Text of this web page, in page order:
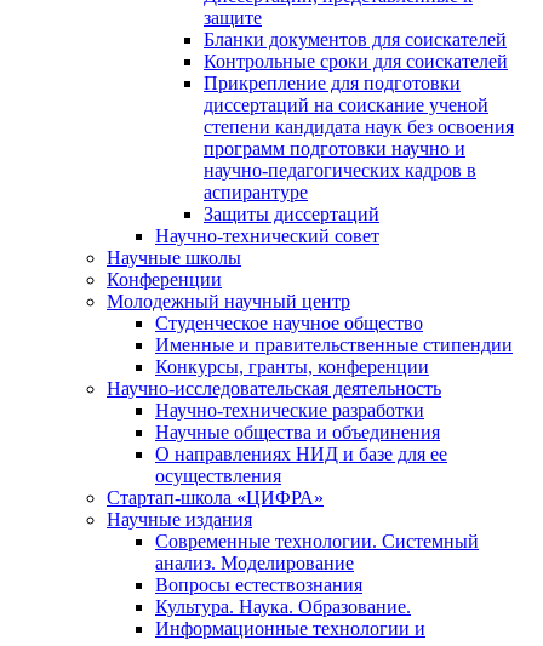
защите
Бланки документов для соискателей
Контрольные сроки для соискателей
Прикрепление для подготовки
диссертаций на соискание ученой
степени кандидата наук без освоения
программ подготовки научно и
научно-педагогических кадров в
аспирантуре
Защиты диссертаций
Научно-технический совет
Научные школы
Конференции
Молодежный научный центр
Студенческое научное общество
Именные и правительственные стипендии
Конкурсы, гранты, конференции
Научно-исследовательская деятельность
Научно-технические разработки
Научные общества и объединения
О направлениях НИД и базе для ее
осуществления
Стартап-школа «ЦИФРА»
Научные издания
Современные технологии. Системный
анализ. Моделирование
Вопросы естествознания
Культура. Наука. Образование.
Информационные технологии и